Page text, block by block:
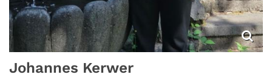
Johannes Kerwer